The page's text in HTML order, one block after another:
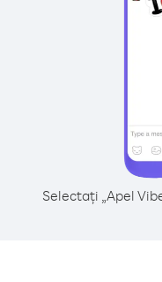
Selectați „Apel